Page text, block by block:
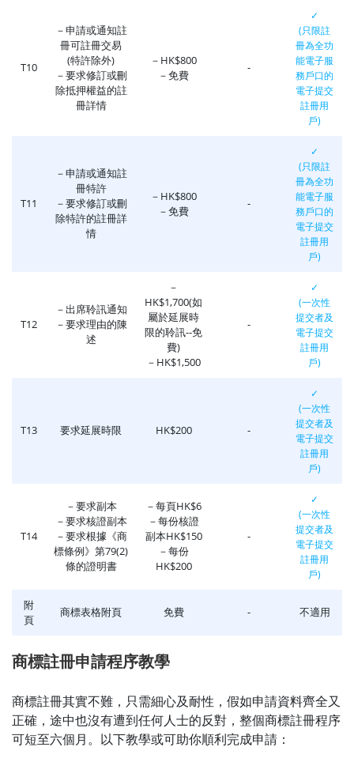
T10
－申請或通知註
冊可註冊交易
(特許除外)
－要求修訂或刪
除抵押權益的註
冊詳情
－HK$800
－免費
-
✓
(只限註
冊為全功
能電子服
務戶口的
電子提交
註冊用
戶)
T11
－申請或通知註
冊特許
－要求修訂或刪
除特許的註冊詳
情
－HK$800
－免費
-
✓
(只限註
冊為全功
能電子服
務戶口的
電子提交
註冊用
戶)
T12
－出席聆訊通知
－要求理由的陳
述
－
HK$1,700(如
屬於延展時
限的聆訊--免
費)
－HK$1,500
-
✓
(一次性
提交者及
電子提交
註冊用
戶)
T13 要求延展時限 HK$200 -
✓
(一次性
提交者及
電子提交
註冊用
戶)
T14
－要求副本
－要求核證副本
－要求根據《商
標條例》第79(2)
條的證明書
－每頁HK$6
－每份核證
副本HK$150
－每份
HK$200
-
✓
(一次性
提交者及
電子提交
註冊用
戶)
附
頁
商標表格附頁 免費 - 不適用
商標註冊申請程序教學
商標註冊其實不難，只需細心及耐性，假如申請資料齊全又
正確，途中也沒有遭到任何人士的反對，整個商標註冊程序
可短至六個月。以下教學或可助你順利完成申請：